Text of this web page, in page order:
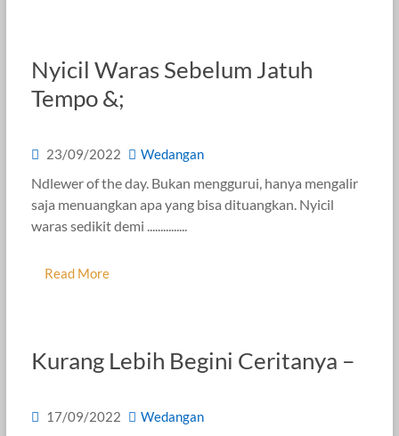
Nyicil Waras Sebelum Jatuh
Tempo &;
23/09/2022 Wedangan
Ndlewer of the day. Bukan menggurui, hanya mengalir
saja menuangkan apa yang bisa dituangkan. Nyicil
waras sedikit demi ...............
Read More
Kurang Lebih Begini Ceritanya –
17/09/2022 Wedangan